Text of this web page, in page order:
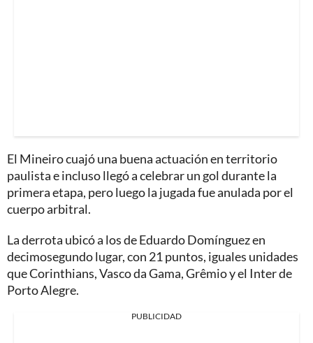
El Mineiro cuajó una buena actuación en territorio
paulista e incluso llegó a celebrar un gol durante la
primera etapa, pero luego la jugada fue anulada por el
cuerpo arbitral.
La derrota ubicó a los de Eduardo Domínguez en
decimosegundo lugar, con 21 puntos, iguales unidades
que Corinthians, Vasco da Gama, Grêmio y el Inter de
Porto Alegre.
PUBLICIDAD